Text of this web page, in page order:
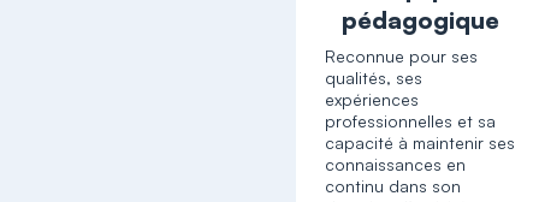
pédagogique
Reconnue pour ses
qualités, ses
expériences
professionnelles et sa
capacité à maintenir ses
connaissances en
continu dans son